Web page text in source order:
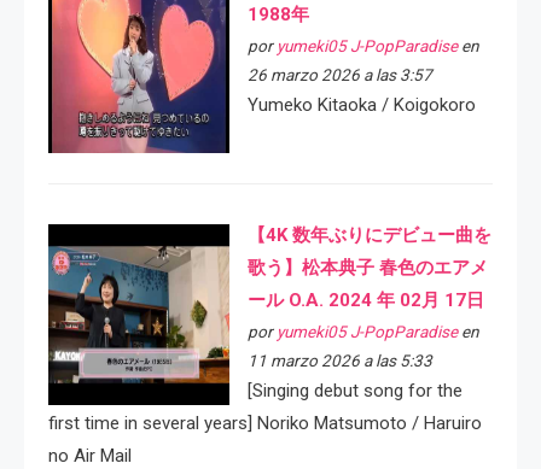
1988年
por yumeki05 J-PopParadiseen
26 marzo 2026 a las 3:57
Yumeko Kitaoka / Koigokoro
【4K 数年ぶりにデビュー曲を
歌う】松本典子 春色のエアメ
ール O.A. 2024 年 02月 17日
por yumeki05 J-PopParadiseen
11 marzo 2026 a las 5:33
[Singing debut song for the
first time in several years] Noriko Matsumoto / Haruiro
no Air Mail